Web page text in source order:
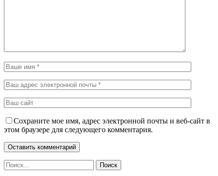
Сохраните мое имя, адрес электронной почты и веб-сайт в
этом браузере для следующего комментария.